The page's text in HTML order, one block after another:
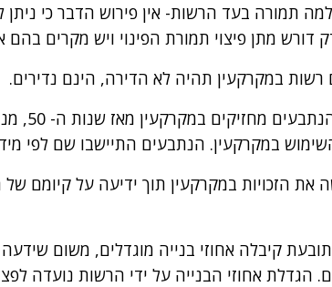
תמורה בעד הרשות- אין פירוש הדבר כי
מתן פיצוי תמורת הפינוי ויש מקרים בהם
במקרקעין תהיה לא הדירה, הינם נדירים.
במקרה
במקרקעין. הנתבעים התיישבו שם לפי
את הזכויות במקרקעין תוך ידיעה על קיומם
קיבלה אחוזי בנייה מוגדלים, משום
הגדלת אחוזי הבנייה על ידי הרשות נועדה